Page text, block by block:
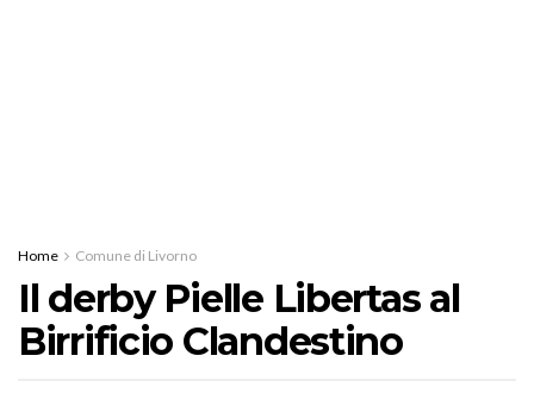
Home Comune di Livorno
Il derby Pielle Libertas al
Birrificio Clandestino